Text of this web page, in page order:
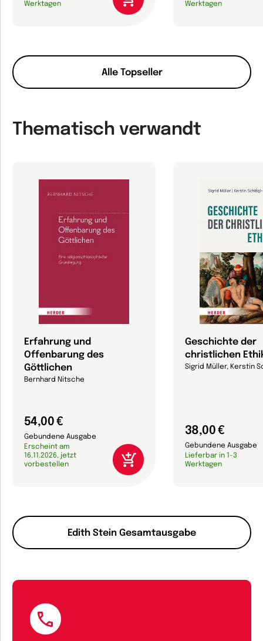
Alle Topseller
Werktagen
Werktagen
Thematisch verwandt
Edith Stein Gesamtausgabe
Erfahrung und
Offenbarung des
Göttlichen
Bernhard Nitsche
54,00 €
Gebundene Ausgabe
Erscheint am
16.11.2026, jetzt
vorbestellen
Geschichte der
christlichen
Sigrid Müller, Kerstin
38,00 €
Gebundene Ausgabe
Lieferbar in 1-3
Werktagen